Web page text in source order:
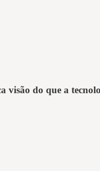
visão do que a